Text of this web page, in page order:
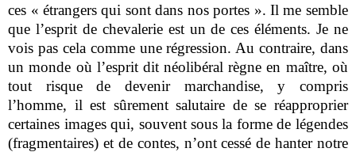
ces « étrangers qui sont dans nos portes ». Il me semble
que l’esprit de chevalerie est un de ces éléments. Je ne
vois pas cela comme une régression. Au contraire, dans
un monde où l’esprit dit néolibéral règne en maître, où
tout risque de devenir marchandise, y compris
l’homme, il est sûrement salutaire de se réapproprier
certaines images qui, souvent sous la forme de légendes
(fragmentaires) et de contes, n’ont cessé de hanter notre